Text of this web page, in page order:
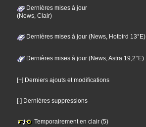
Dernières mises à jour
(News, Clair)
Dernières mises à jour (News, Hotbird 13°E)
Dernières mises à jour (News, Astra 19,2°E)
[+] Derniers ajouts et modifications
[-] Dernières suppressions
Temporairement en clair (5)